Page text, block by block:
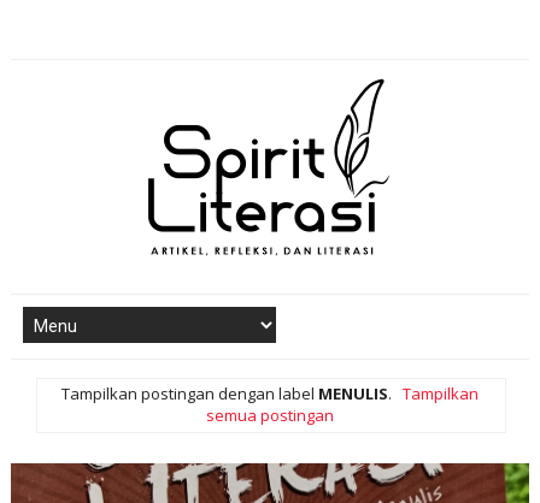
Tampilkan postingan dengan label MENULIS. Tampilkan
semua postingan